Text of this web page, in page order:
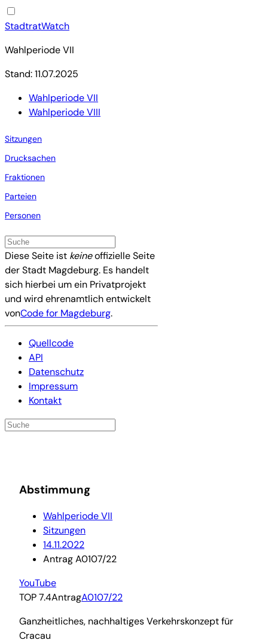
StadtratWatch
Wahlperiode VII
Stand: 11.07.2025
Wahlperiode VII
Wahlperiode VIII
Sitzungen
Drucksachen
Fraktionen
Parteien
Personen
Diese Seite ist keineoffizielle Seite
der Stadt Magdeburg. Es handelt
sich hierbei um ein Privatprojekt
und wird ehrenamtlich entwickelt
vonCode for Magdeburg.
Quellcode
API
Datenschutz
Impressum
Kontakt
Abstimmung
Wahlperiode VII
Sitzungen
14.11.2022
Antrag A0107/22
YouTube
TOP 7.4AntragA0107/22
Ganzheitliches, nachhaltiges Verkehrskonzept für
Cracau